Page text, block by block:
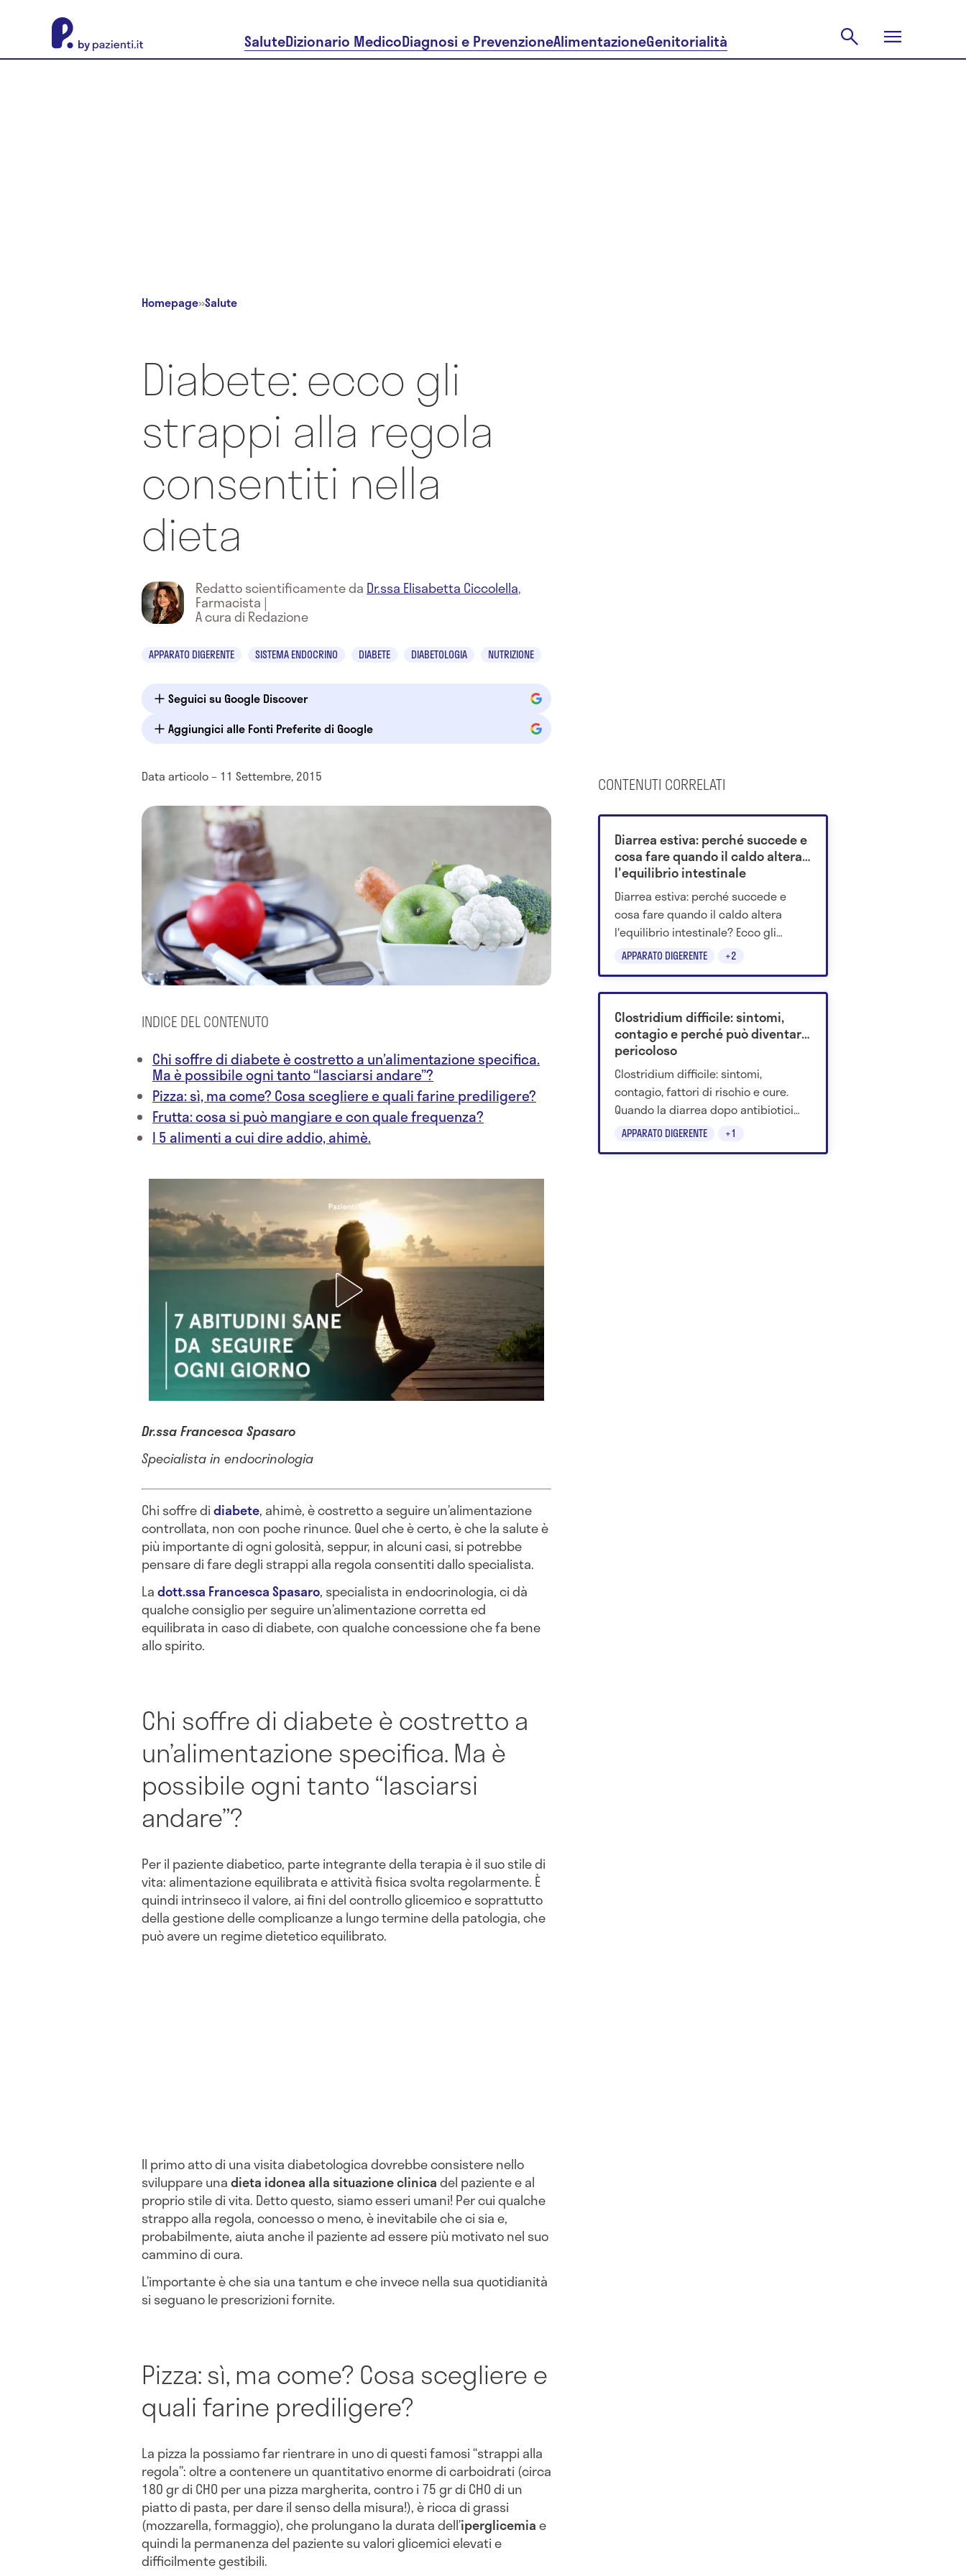
SaluteDizionario MedicoDiagnosi e PrevenzioneAlimentazioneGenitorialità
Homepage»Salute
Diabete: ecco gli
strappi alla regola
consentiti nella
dieta
Redatto scientificamente da Dr.ssa Elisabetta Ciccolella,
Farmacista |
A cura di Redazione
APPARATO DIGERENTE SISTEMA ENDOCRINO DIABETE DIABETOLOGIA NUTRIZIONE
Seguici su Google Discover
Aggiungici alle Fonti Preferite di Google
Data articolo – 11 Settembre, 2015
INDICE DEL CONTENUTO
Chi soffre di diabete è costretto a un’alimentazione specifica.
Ma è possibile ogni tanto “lasciarsi andare”?
Pizza: sì, ma come? Cosa scegliere e quali farine prediligere?
Frutta: cosa si può mangiare e con quale frequenza?
I 5 alimenti a cui dire addio, ahimè.
Dr.ssa Francesca Spasaro
Specialista in endocrinologia
Chi soffre didiabete, ahimè, è costretto a seguire un’alimentazione
controllata, non con poche rinunce. Quel che è certo, è che la salute è
più importante di ogni golosità, seppur, in alcuni casi, si potrebbe
pensare di fare degli strappi alla regola consentiti dallo specialista.
Ladott.ssa Francesca Spasaro, specialista in endocrinologia, ci dà
qualche consiglio per seguire un’alimentazione corretta ed
equilibrata in caso di diabete, con qualche concessione che fa bene
allo spirito.
Chi soffre di diabete è costretto a
un’alimentazione specifica. Ma è
possibile ogni tanto “lasciarsi
andare”?
Per il paziente diabetico, parte integrante della terapia è il suo stile di
vita: alimentazione equilibrata e attività fisica svolta regolarmente. È
quindi intrinseco il valore, ai fini del controllo glicemico e soprattutto
della gestione delle complicanze a lungo termine della patologia, che
può avere un regime dietetico equilibrato.
Il primo atto di una visita diabetologica dovrebbe consistere nello
sviluppare unadieta idonea alla situazione clinicadel paziente e al
proprio stile di vita. Detto questo, siamo esseri umani! Per cui qualche
strappo alla regola, concesso o meno, è inevitabile che ci sia e,
probabilmente, aiuta anche il paziente ad essere più motivato nel suo
cammino di cura.
L’importante è che sia una tantum e che invece nella sua quotidianità
si seguano le prescrizioni fornite.
Pizza: sì, ma come? Cosa scegliere e
quali farine prediligere?
La pizza la possiamo far rientrare in uno di questi famosi “strappi alla
regola”: oltre a contenere un quantitativo enorme di carboidrati (circa
180 gr di CHO per una pizza margherita, contro i 75 gr di CHO di un
piatto di pasta, per dare il senso della misura!), è ricca di grassi
(mozzarella, formaggio), che prolungano la durata dell’iperglicemiae
quindi la permanenza del paziente su valori glicemici elevati e
difficilmente gestibili.
CONTENUTI CORRELATI
APPARATO DIGERENTE +2
Diarrea estiva: perché succede e
cosa fare quando il caldo altera
l'equilibrio intestinale
Diarrea estiva: perché succede e
cosa fare quando il caldo altera
l'equilibrio intestinale? Ecco gli
accorgimenti da seguire per evitare
APPARATO DIGERENTE +1
Clostridium difficile: sintomi,
contagio e perché può diventare
pericoloso
Clostridium difficile: sintomi,
contagio, fattori di rischio e cure.
Quando la diarrea dopo antibiotici
può indicare un'infezione da non